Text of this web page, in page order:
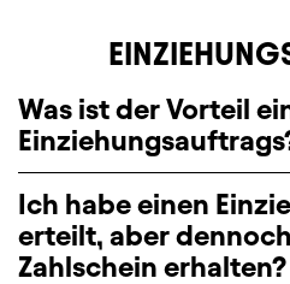
Was ist der Vorteil
Ich habe einen
erteilt, aber
Zahlschein erhalten?